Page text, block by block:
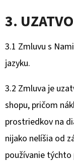
3.
3.1 Zmluvu s
jazyku.
3.2 Zmluva je
shopu, pričom
prostriedkov na
nijako nelíšia od
používanie